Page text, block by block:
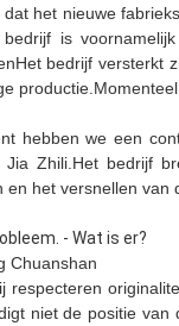
het nieuwe
bedrijf is
bedrijf versterkt
hebben we een
Jia Zhili.Het bedrijf
en het versnellen van
- Wat is er?
Chuanshan
respecteren
niet de positie